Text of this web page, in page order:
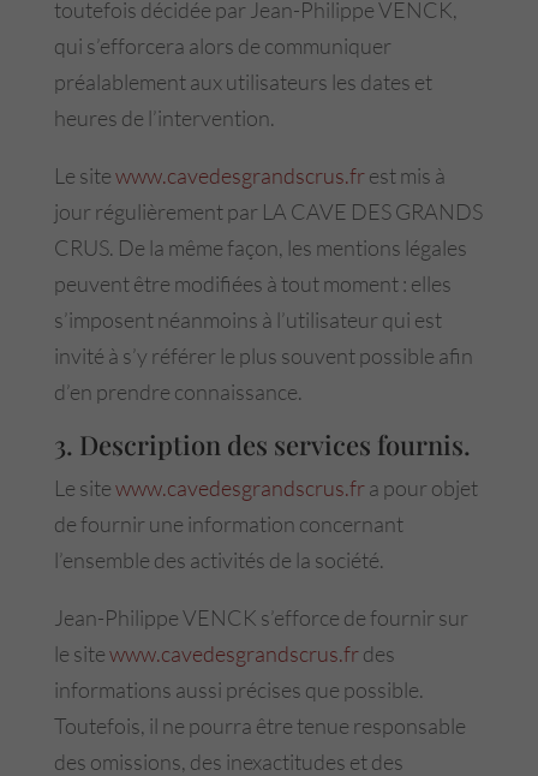
toutefois décidée par Jean-Philippe VENCK,
qui s’efforcera alors de communiquer
préalablement aux utilisateurs les dates et
heures de l’intervention.
Le sitewww.cavedesgrandscrus.frest mis à
jour régulièrement par LA CAVE DES GRANDS
CRUS. De la même façon, les mentions légales
peuvent être modifiées à tout moment : elles
s’imposent néanmoins à l’utilisateur qui est
invité à s’y référer le plus souvent possible afin
d’en prendre connaissance.
3. Description des services fournis.
Le sitewww.cavedesgrandscrus.fra pour objet
de fournir une information concernant
l’ensemble des activités de la société.
Jean-Philippe VENCK s’efforce de fournir sur
le sitewww.cavedesgrandscrus.frdes
informations aussi précises que possible.
Toutefois, il ne pourra être tenue responsable
des omissions, des inexactitudes et des